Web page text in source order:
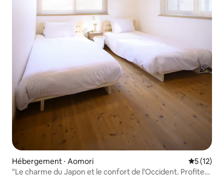
Hébergement ⋅ Aomori
5 (12)
"Le charme du Japon et le confort de l'Occident. Profitez